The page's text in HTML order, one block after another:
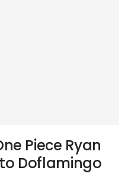
Piece Ryan
Doflamingo